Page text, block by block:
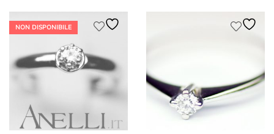
era:
€1.500,00.
è:
€1.099,00.
NON DISPONIBILE